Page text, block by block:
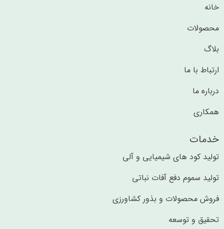
خانه
محصولات
بلاگ
ارتباط با ما
درباره ما
همکاری
خدمات
تولید کود های شیمیایی و آلی​​
تولید سموم دفع آفات نباتی
فروش محصولات و بذور کشاورزی
تحقیق و توسعه